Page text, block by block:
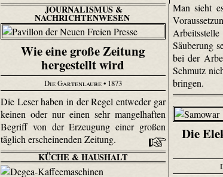
Man sieht
Säuberung
bei der
Schmutz
bringen.
JOURNALISMUS &
NACHRICHTENWESEN
Wie eine große Zeitung
hergestellt wird
Die Gartenlaube• 1873
Die Leser haben in der Regel entweder gar
keinen oder nur einen sehr mangelhaften
Begriff von der Erzeugung einer großen
täglich erscheinenden Zeitung.
Die
KÜCHE & HAUSHALT